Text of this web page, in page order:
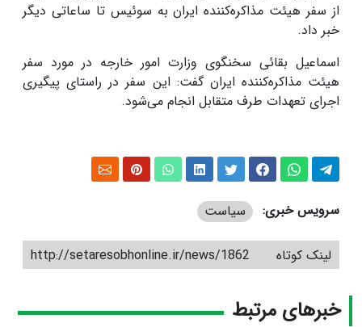
از سفر هیئت مذاکره‌کننده ایران به سوئیس تا ساعاتی دیگر
خبر داد.
اسماعیل بقائی سخنگوی وزارت امور خارجه در مورد سفر
هیئت مذاکره‌کننده ایران گفت: این سفر در راستای پیگیری
اجرای تعهدات طرف متقابل انجام می‌شود.
سرویس خبری: سیاست
لینک کوتاه http://setaresobhonline.ir/news/1862
خبرهای مرتبط